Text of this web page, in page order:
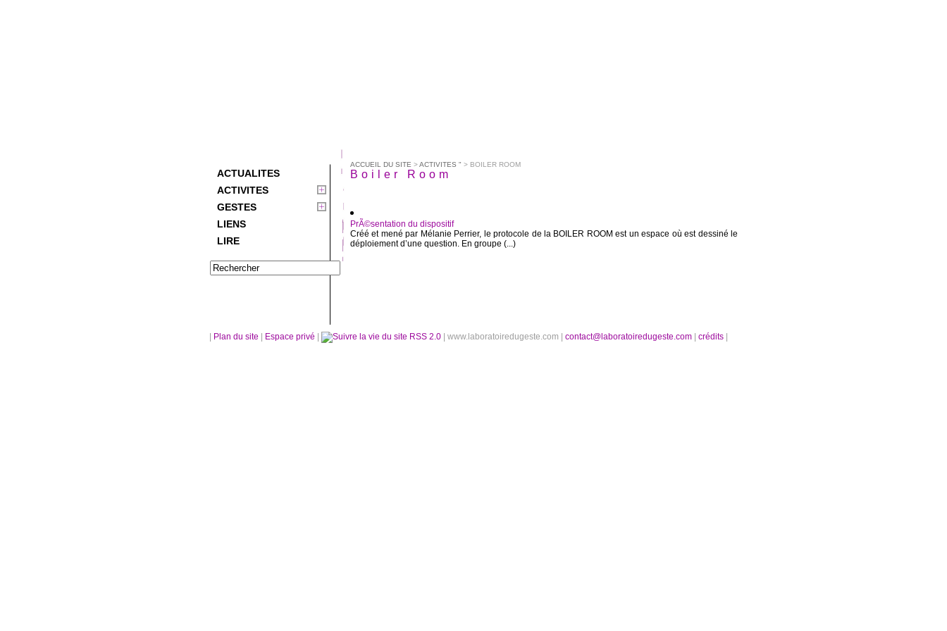
ACTUALITES
ACTIVITES
GESTES
LIENS
LIRE
ACCUEIL DU SITE >ACTIVITES " > BOILER ROOM
Boiler Room
PrÃ©sentation du dispositif
Créé et mené par Mélanie Perrier, le protocole de la BOILER ROOM est un espace où est dessiné le
déploiement d’une question. En groupe (...)
Plan du site Espace privé RSS 2.0 | www.laboratoiredugeste.com | contact@laboratoiredugeste.com crédits